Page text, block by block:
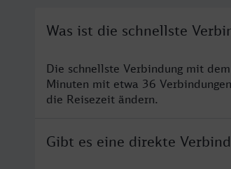
Was ist die schnellste
Die schnellste Verbindung mit
Minuten mit etwa 36
die Reisezeit ändern.
Gibt es eine direkte